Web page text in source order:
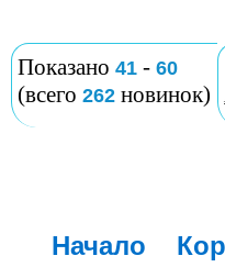
Показано 41 - 60
(всего 262 новинок)
Начало